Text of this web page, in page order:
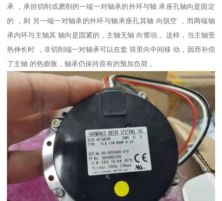
承 ，承担切削或磨削的一端一对轴承的外环与轴 承座孔轴向是固定
的 ，则 另一端一对轴承的外环与轴承座孔其轴 向脱空 ，而两端轴
承内环与主轴其 轴向是固紧的，主轴无轴 向窜动 。这样，当主轴受
热伸长时 ，非切削端一对轴承可以在套 筒里向中间移 动，因而补偿
了主轴 的热膨胀，轴承仍保持原有的预加负荷 。